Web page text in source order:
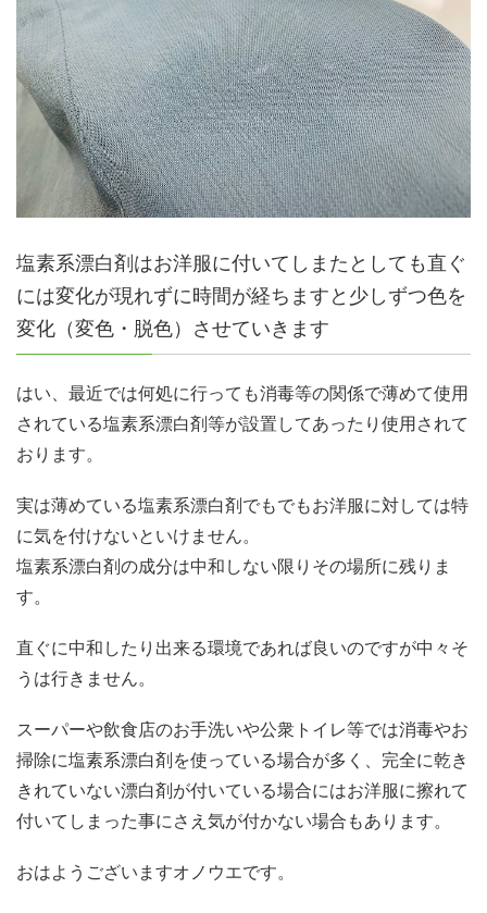
塩素系漂白剤はお洋服に付いてしまたとしても直ぐ
には変化が現れずに時間が経ちますと少しずつ色を
変化（変色・脱色）させていきます
はい、最近では何処に行っても消毒等の関係で薄めて使用
されている塩素系漂白剤等が設置してあったり使用されて
おります。
実は薄めている塩素系漂白剤でもでもお洋服に対しては特
に気を付けないといけません。
塩素系漂白剤の成分は中和しない限りその場所に残りま
す。
直ぐに中和したり出来る環境であれば良いのですが中々そ
うは行きません。
スーパーや飲食店のお手洗いや公衆トイレ等では消毒やお
掃除に塩素系漂白剤を使っている場合が多く、完全に乾き
きれていない漂白剤が付いている場合にはお洋服に擦れて
付いてしまった事にさえ気が付かない場合もあります。
おはようございますオノウエです。